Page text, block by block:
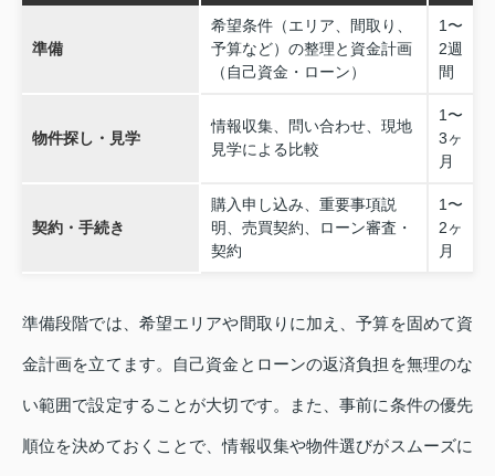
準備
希望条件（エリア、間取り、
予算など）の整理と資金計画
（自己資金・ローン）
1〜
2週
間
物件探し・見学
情報収集、問い合わせ、現地
見学による比較
1〜
3ヶ
月
契約・手続き
購入申し込み、重要事項説
明、売買契約、ローン審査・
契約
1〜
2ヶ
月
準備段階では、希望エリアや間取りに加え、予算を固めて資
金計画を立てます。自己資金とローンの返済負担を無理のな
い範囲で設定することが大切です。また、事前に条件の優先
順位を決めておくことで、情報収集や物件選びがスムーズに